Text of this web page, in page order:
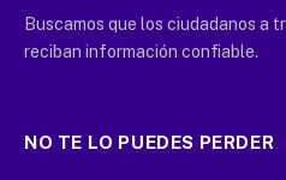
Buscamos que los ciudadanos a
reciban información confiable.
NO TE LO PUEDES PERDER